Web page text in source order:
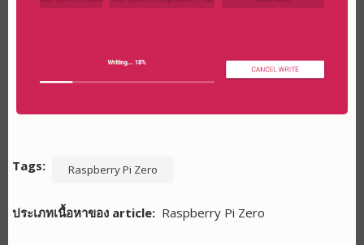
Tags Raspberry Pi Zero
ประเภทเนื้อหาของ article Raspberry Pi Zero